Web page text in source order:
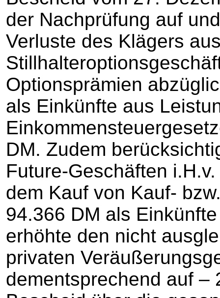
der Nachprüfung auf
Verluste des Klägers
Optionsprämien
als Einkünfte aus
DM. Zudem
Future-Geschäften
dem Kauf von Kauf-
94.366 DM als
erhöhte den nicht
privaten
dementsprechend auf –